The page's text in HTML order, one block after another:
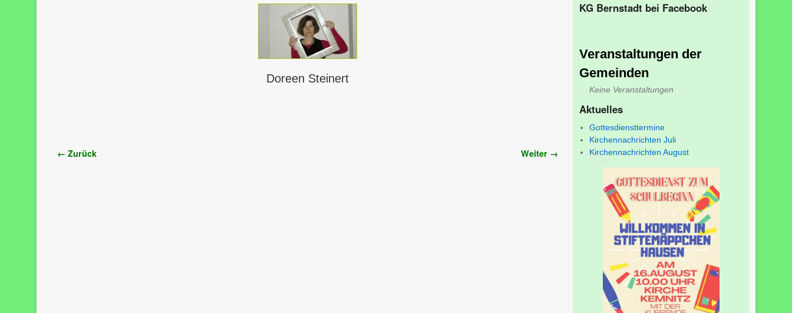
Doreen Steinert
Bilder-Navigation
← Zurück Weiter →
KG Bernstadt bei Facebook
Veranstaltungen der
Gemeinden
Keine Veranstaltungen
Aktuelles
Gottesdiensttermine
Kirchennachrichten Juli
Kirchennachrichten August